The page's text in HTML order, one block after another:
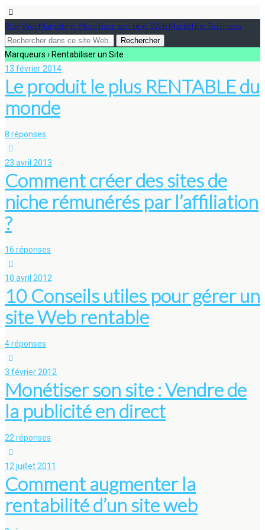
Blog WebMarketing, Monétiser son blog, Web Marketing, Business
Marqueurs › Rentabiliser un Site
13 février 2014
Le produit le plus RENTABLE du
monde
8 réponses
23 avril 2013
Comment créer des sites de
niche rémunérés par l’affiliation
?
16 réponses
10 avril 2012
10 Conseils utiles pour gérer un
site Web rentable
4 réponses
3 février 2012
Monétiser son site : Vendre de
la publicité en direct
22 réponses
12 juillet 2011
Comment augmenter la
rentabilité d’un site web